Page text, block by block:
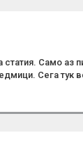
Само аз
Сега тук